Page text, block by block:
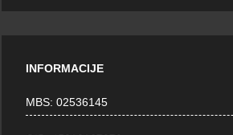
INFORMACIJE
MBS: 02536145